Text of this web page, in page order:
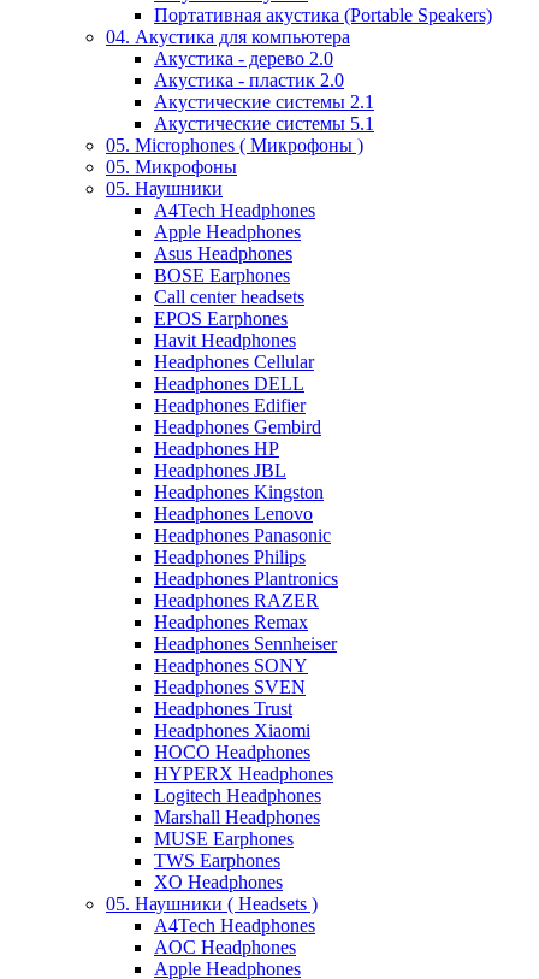
Портативная акустика (Portable Speakers)
04. Акустика для компьютера
Акустика - дерево 2.0
Акустика - пластик 2.0
Акустические системы 2.1
Акустические системы 5.1
05. Microphones ( Микрофоны )
05. Микрофоны
05. Наушники
A4Tech Headphones
Apple Headphones
Asus Headphones
BOSE Earphones
Call center headsets
EPOS Earphones
Havit Headphones
Headphones Cellular
Headphones DELL
Headphones Edifier
Headphones Gembird
Headphones HP
Headphones JBL
Headphones Kingston
Headphones Lenovo
Headphones Panasonic
Headphones Philips
Headphones Plantronics
Headphones RAZER
Headphones Remax
Headphones Sennheiser
Headphones SONY
Headphones SVEN
Headphones Trust
Headphones Xiaomi
HOCO Headphones
HYPERX Headphones
Logitech Headphones
Marshall Headphones
MUSE Earphones
TWS Earphones
XO Headphones
05. Наушники ( Headsets )
A4Tech Headphones
AOC Headphones
Apple Headphones